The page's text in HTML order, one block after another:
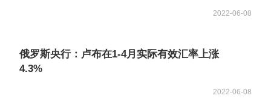
2022-06-08
俄罗斯央行：卢布在1-4月实际有效汇率上涨
4.3%
2022-06-08